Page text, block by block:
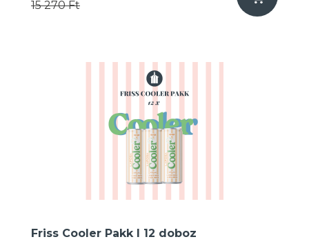
15 270 Ft
Friss Cooler Pakk I 12 doboz